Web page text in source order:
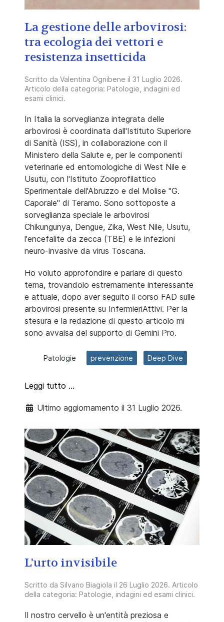
La gestione delle arbovirosi:
tra ecologia dei vettori e
resistenza insetticida
Scritto da Valentina Ognibene il 31 Luglio 2026.
Articolo della categoria: Patologie, indagini ed
esami clinici.
In Italia la sorveglianza integrata delle
arbovirosi è coordinata dall'Istituto Superiore
di Sanità (ISS), in collaborazione con il
Ministero della Salute e, per le componenti
veterinarie ed entomologiche di West Nile e
Usutu, con l'Istituto Zooprofilattico
Sperimentale dell'Abruzzo e del Molise "G.
Caporale" di Teramo. Sono sottoposte a
sorveglianza speciale le arbovirosi
Chikungunya, Dengue, Zika, West Nile, Usutu,
l'encefalite da zecca (TBE) e le infezioni
neuro-invasive da virus Toscana.
Ho voluto approfondire e parlare di questo
tema, trovandolo estremamente interessante
e attuale, dopo aver seguito il corso FAD sulle
arbovirosi presente su InfermieriAttivi. Per la
stesura e la redazione di questo articolo mi
sono avvalsa del supporto di Gemini Pro.
Patologie prevenzione Deep Dive
Leggi tutto …
Ultimo aggiornamento il 31 Luglio 2026.
L'urto invisibile
Scritto da Silvano Biagiola il 26 Luglio 2026. Articolo
della categoria: Patologie, indagini ed esami clinici.
Il nostro cervello è un'entità preziosa e